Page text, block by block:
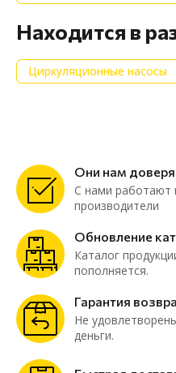
Находится в
Циркуляционные насосы
Они нам
С нами работают
производители
Обновление
Каталог
пополняется.
Гарантия
Не
деньги.